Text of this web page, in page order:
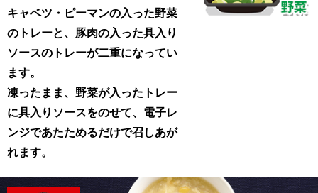
キャベツ・ピーマンの入った野菜
のトレーと、豚肉の入った具入り
ソースのトレーが二重になってい
ます。
凍ったまま、野菜が入ったトレー
に具入りソースをのせて、電子レ
ンジであたためるだけで召しあが
れます。